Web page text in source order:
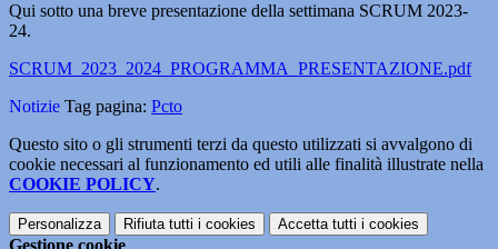
Qui sotto una breve presentazione della settimana SCRUM 2023-
24.
SCRUM_2023_2024_PROGRAMMA_PRESENTAZIONE.pdf
Notizie Tag pagina: Pcto
Questo sito o gli strumenti terzi da questo utilizzati si avvalgono di
cookie necessari al funzionamento ed utili alle finalità illustrate nella
COOKIE POLICY.
Personalizza Rifiuta tutti i cookies Accetta tutti i cookies